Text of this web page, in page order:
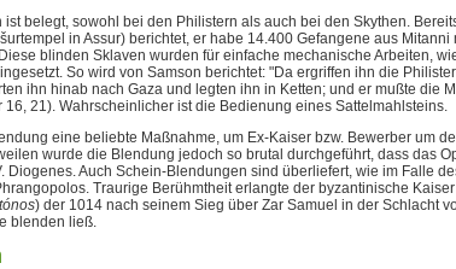
belegt, sowohl bei den Philistern als auch bei den Skythen.
in Assur) berichtet, er habe 14.400 Gefangene aus Mitanni
blinden Sklaven wurden für einfache mechanische Arbeiten,
So wird von Samson berichtet: "Da ergriffen ihn die
ihn hinab nach Gaza und legten ihn in Ketten; und er mußte die
21). Wahrscheinlicher ist die Bedienung eines Sattelmahlsteins.
eine beliebte Maßnahme, um Ex-Kaiser bzw. Bewerber um
wurde die Blendung jedoch so brutal durchgeführt, dass das
Diogenes. Auch Schein-Blendungen sind überliefert, wie im Falle
Traurige Berühmtheit erlangte der byzantinische Kaiser
) der 1014 nach seinem Sieg über Zar Samuel in der Schlacht
blenden ließ.